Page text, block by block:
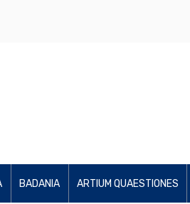
BADANIA ARTIUM QUAESTIONES